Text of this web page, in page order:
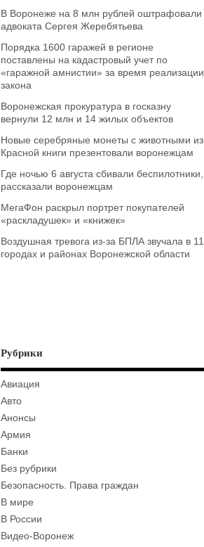
В Воронеже на 8 млн рублей оштрафовали
адвоката Сергея Жеребятьева
Порядка 1600 гаражей в регионе
поставлены на кадастровый учет по
«гаражной амнистии» за время реализации
закона
Воронежская прокуратура в госказну
вернули 12 млн и 14 жилых объектов
Новые серебряные монеты с животными из
Красной книги презентовали воронежцам
Где ночью 6 августа сбивали беспилотники,
рассказали воронежцам
МегаФон раскрыл портрет покупателей
«раскладушек» и «книжек»
Воздушная тревога из-за БПЛА звучала в 11
городах и районах Воронежской области
Рубрики
Авиация
Авто
Анонсы
Армия
Банки
Без рубрики
Безопасность. Права граждан
В мире
В России
Видео-Воронеж